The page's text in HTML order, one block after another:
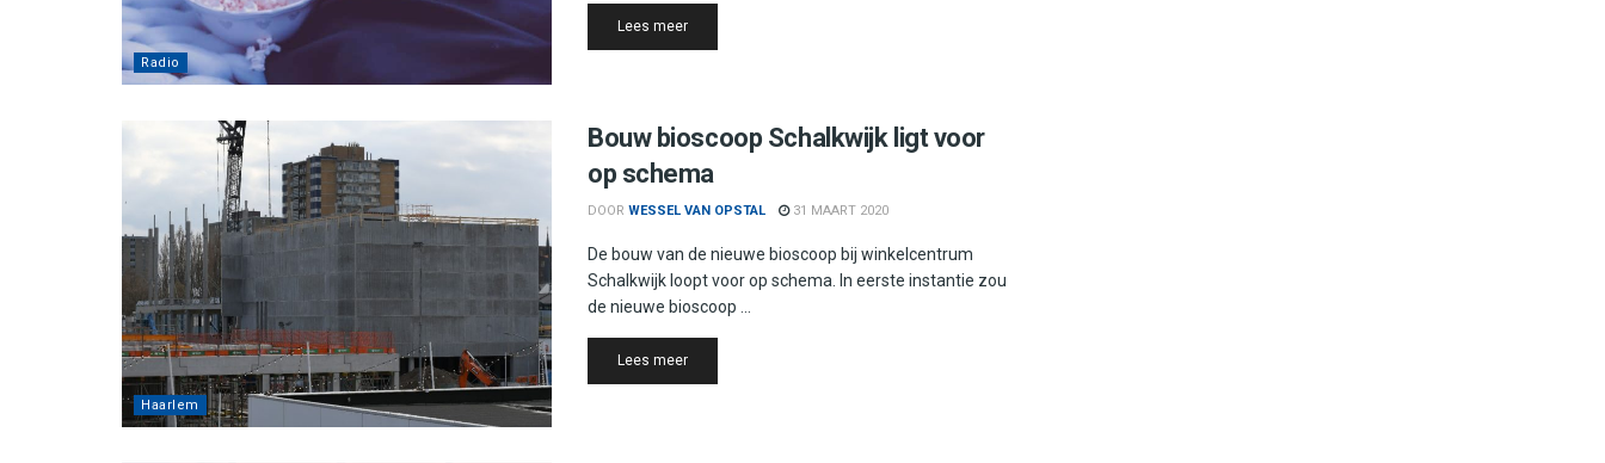
Radio
Lees meerDetails
Haarlem
Bouw bioscoop Schalkwijk ligt voor
op schema
DOOR WESSEL VAN OPSTAL 31 MAART 2020
De bouw van de nieuwe bioscoop bij winkelcentrum
Schalkwijk loopt voor op schema. In eerste instantie zou
de nieuwe bioscoop ...
Lees meerDetails